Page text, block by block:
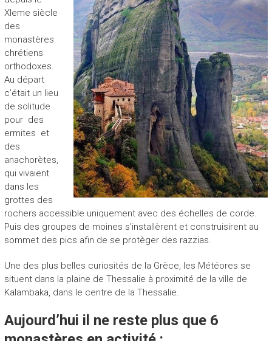
XIeme siècle
des
monastères
chrétiens
orthodoxes.
Au départ
c’était un lieu
de solitude
pour des
ermites et
des
anachorètes,
qui vivaient
dans les
grottes des
rochers accessible uniquement avec des échelles de corde.
Puis des groupes de moines s’installèrent et construisirent au
sommet des pics afin de se protèger des razzias.
Une des plus belles curiosités de la Grèce, les Météores se
situent dans la plaine de Thessalie à proximité de la ville de
Kalambaka, dans le centre de la Thessalie.
Aujourd’hui il ne reste plus que 6